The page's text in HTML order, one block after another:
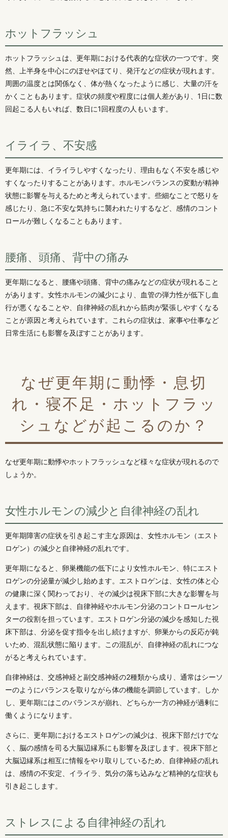
ホットフラッシュ
ホットフラッシュは、更年期における代表的な症状の一つです。突
然、上半身を中心にのぼせやほてり、発汗などの症状が現れます。
周囲の温度とは関係なく、体が熱くなったように感じ、大量の汗を
かくこともあります。症状の頻度や程度には個人差があり、1日に数
回起こる人もいれば、数日に1回程度の人もいます。
イライラ、不安感
更年期には、イライラしやすくなったり、理由もなく不安を感じや
すくなったりすることがあります。ホルモンバランスの変動が精神
状態に影響を与えるためと考えられています。些細なことで怒りを
感じたり、急に不安な気持ちに襲われたりするなど、感情のコント
ロールが難しくなることもあります。
腰痛、頭痛、背中の痛み
更年期になると、腰痛や頭痛、背中の痛みなどの症状が現れること
があります。女性ホルモンの減少により、血管の弾力性が低下し血
行が悪くなることや、自律神経の乱れから筋肉が緊張しやすくなる
ことが原因と考えられています。これらの症状は、家事や仕事など
日常生活にも影響を及ぼすことがあります。
なぜ更年期に動悸・息切
れ・寝不足・ホットフラッ
シュなどが起こるのか？
なぜ更年期に動悸やホットフラッシュなど様々な症状が現れるので
しょうか。
女性ホルモンの減少と自律神経の乱れ
更年期障害の症状を引き起こす主な原因は、女性ホルモン（エスト
ロゲン）の減少と自律神経の乱れです。
更年期になると、卵巣機能の低下により女性ホルモン、特にエスト
ロゲンの分泌量が減少し始めます。エストロゲンは、女性の体と心
の健康に深く関わっており、その減少は視床下部に大きな影響を与
えます。視床下部は、自律神経やホルモン分泌のコントロールセン
ターの役割を担っています。エストロゲン分泌の減少を感知した視
床下部は、分泌を促す指令を出し続けますが、卵巣からの反応が鈍
いため、混乱状態に陥ります。この混乱が、自律神経の乱れにつな
がると考えられています。
自律神経は、交感神経と副交感神経の2種類から成り、通常はシーソ
ーのようにバランスを取りながら体の機能を調節しています。しか
し、更年期にはこのバランスが崩れ、どちらか一方の神経が過剰に
働くようになります。
さらに、更年期におけるエストロゲンの減少は、視床下部だけでな
く、脳の感情を司る大脳辺縁系にも影響を及ぼします。視床下部と
大脳辺縁系は相互に情報をやり取りしているため、自律神経の乱れ
は、感情の不安定、イライラ、気分の落ち込みなど精神的な症状も
引き起こします。
ストレスによる自律神経の乱れ